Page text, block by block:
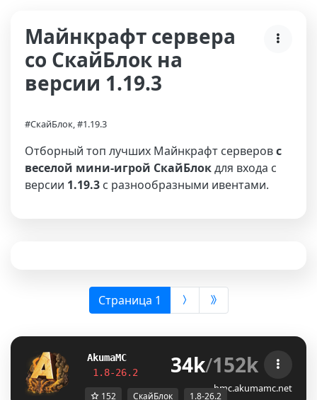
Майнкрафт сервера
со СкайБлок на
версии 1.19.3
#СкайБлок, #1.19.3
Отборный топ лучших Майнкрафт серверовс
веселой мини-игрой СкайБлокдля входа с
версии 1.19.3 с разнообразными ивентами.
Страница 1 (выбрана)
AkumaMC S KY B OCK JUS T E
1.8-26.2 Join Now ┃ discord.gg/
34k/152k
bmc.akumamc.net
152 СкайБлок 1.8-26.2